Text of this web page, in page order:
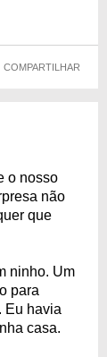
COMPARTILHAR
o nosso
não
que
ninho. Um
para
Eu havia
casa.